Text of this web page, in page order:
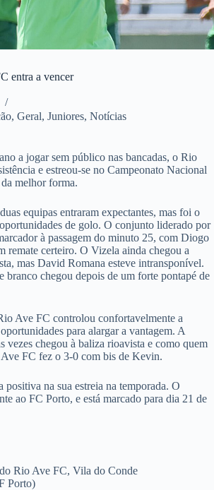
entra a vencer
, Geral, Juniores, Notícias
a jogar sem público nas bancadas, o Rio
e estreou-se no Campeonato Nacional
melhor forma.
equipas entraram expectantes, mas foi o
de golo. O conjunto liderado por
à passagem do minuto 25, com Diogo
remate certeiro. O Vizela ainda chegou a
mas David Romana esteve intransponível.
branco chegou depois de um forte pontapé de
Ave FC controlou confortavelmente a
para alargar a vantagem. A
vezes chegou à baliza rioavista e como quem
FC fez o 3-0 com bis de Kevin.
na sua estreia na temporada. O
ao FC Porto, e está marcado para dia 21 de
Rio Ave FC, Vila do Conde
Porto)